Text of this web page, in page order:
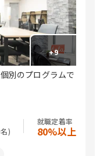
+9
別のプログラムで
名)
就職定着率
80%以上